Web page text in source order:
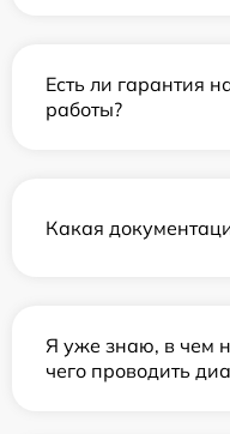
Есть ли гарантия
работы?
Какая
Я уже знаю, в чем
чего проводить